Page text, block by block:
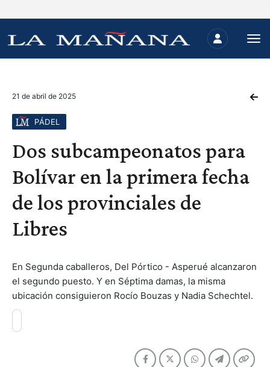
21 de abril de 2025
PÁDEL
Dos subcampeonatos para
Bolívar en la primera fecha
de los provinciales de
Libres
En Segunda caballeros, Del Pórtico - Asperué alcanzaron
el segundo puesto. Y en Séptima damas, la misma
ubicación consiguieron Rocío Bouzas y Nadia Schechtel.